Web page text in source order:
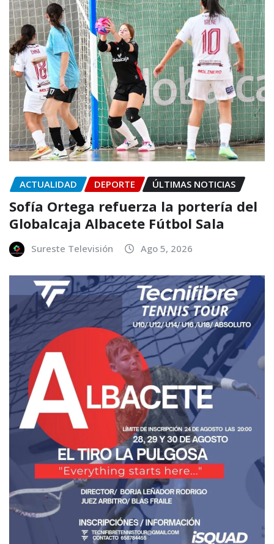
ACTUALIDAD DEPORTE ÚLTIMAS NOTICIAS
Sofía Ortega refuerza la portería del
Globalcaja Albacete Fútbol Sala
Sureste Televisión Ago 5, 2026